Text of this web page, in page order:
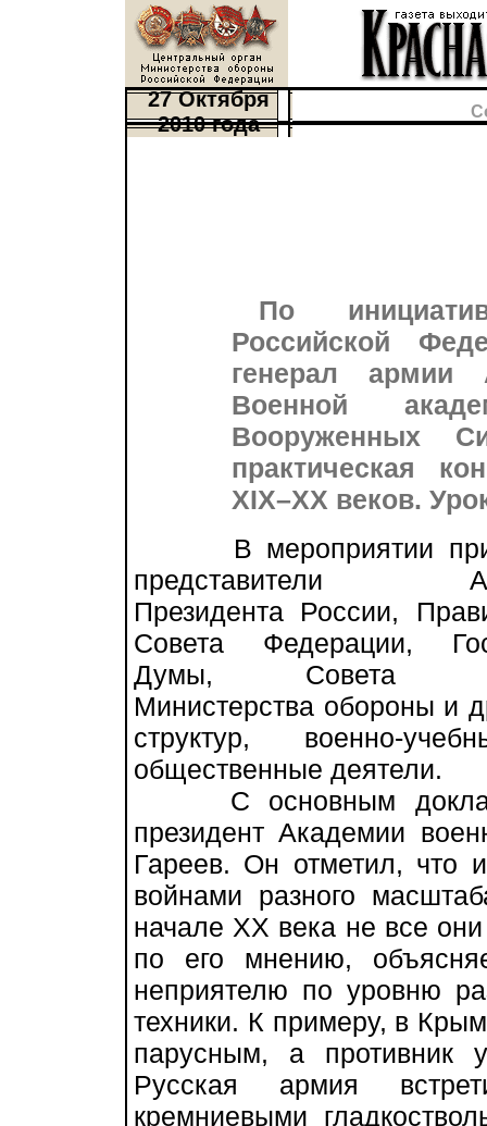
27 Октября
2010 года
По
Российской
генерал армии
Военной
Вооруженных
практическая
XIX–XX веков.
В мероприятии
представители
Президента России,
Совета Федерации,
Думы, Совета
Министерства обороны и
структур, военно-
общественные деятели.
С основным
президент Академии
Гареев. Он отметил, что
войнами разного
начале XX века не все
по его мнению,
неприятелю по уровню
техники. К примеру, в
парусным, а противник
Русская армия
кремниевыми